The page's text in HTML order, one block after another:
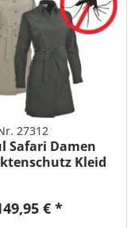
27312
Safari Damen
Kleid
€ *